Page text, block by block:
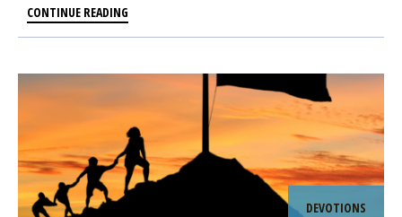
CONTINUE READING
DEVOTIONS